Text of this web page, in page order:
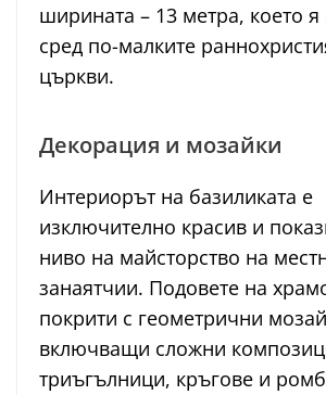
ширината – 13 метра, което я
сред по-малките
църкви.
Декорация и мозайки
Интериорът на базиликата е
изключително красив и
ниво на майсторство на
занаятчии. Подовете на
покрити с геометрични
включващи сложни
триъгълници, кръгове и